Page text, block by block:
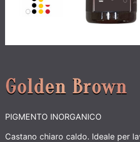
Golden Brown
PIGMENTO INORGANICO
Castano chiaro caldo. Ideale per